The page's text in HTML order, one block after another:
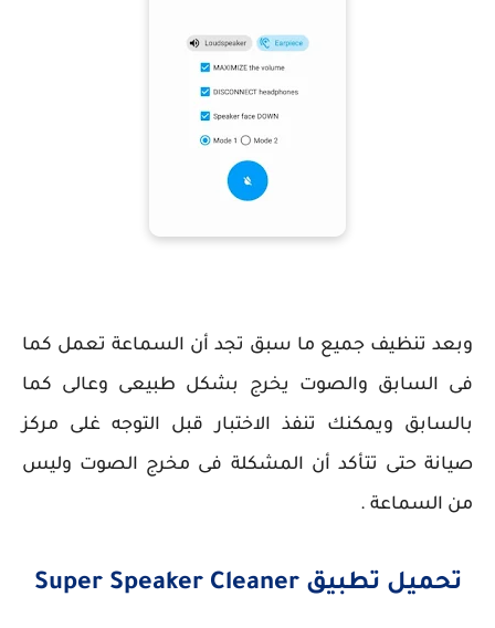
وبعد تنظيف جميع ما سبق تجد أن السماعة تعمل كما
فى السابق والصوت يخرج بشكل طبيعى وعالى كما
بالسابق ويمكنك تنفذ الاختبار قبل التوجه غلى مركز
صيانة حتى تتأكد أن المشكلة فى مخرج الصوت وليس
من السماعة .
تحميل تطبيق Super Speaker Cleaner